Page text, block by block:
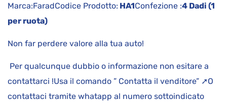
Marca:FaradCodice Prodotto: HA1Confezione :4 Dadi (1
per ruota)
Non far perdere valore alla tua auto!
Per qualcunque dubbio o informazione non esitare a
contattarci !Usa il comando ” Contatta il venditore” ➚O
contattaci tramite whatapp al numero sottoindicato